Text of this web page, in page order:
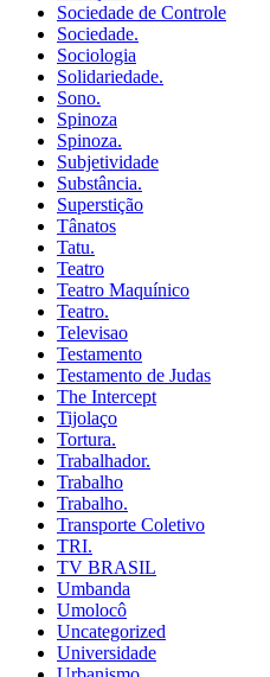
Sociedade de Controle
Sociedade.
Sociologia
Solidariedade.
Sono.
Spinoza
Spinoza.
Subjetividade
Substância.
Superstição
Tânatos
Tatu.
Teatro
Teatro Maquínico
Teatro.
Televisao
Testamento
Testamento de Judas
The Intercept
Tijolaço
Tortura.
Trabalhador.
Trabalho
Trabalho.
Transporte Coletivo
TRI.
TV BRASIL
Umbanda
Umolocô
Uncategorized
Universidade